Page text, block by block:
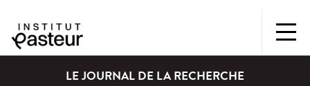
LE JOURNAL DE LA RECHERCHE